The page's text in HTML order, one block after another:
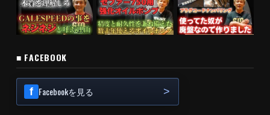
■ FACEBOOK
Facebookを見る